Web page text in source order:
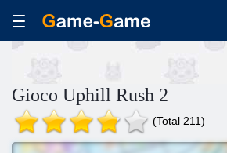
Gioco Uphill Rush 2
(Total 211)